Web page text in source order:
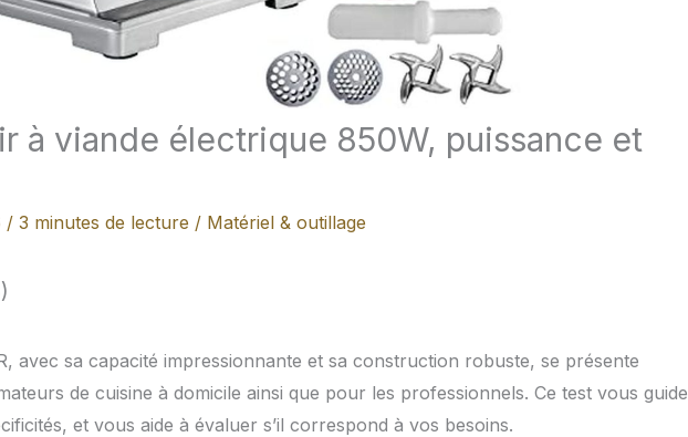
à viande électrique 850W, puissance et
/ 3 minutes de lecture / Matériel & outillage
avec sa capacité impressionnante et sa construction robuste, se présente
de cuisine à domicile ainsi que pour les professionnels. Ce test vous guide
et vous aide à évaluer s’il correspond à vos besoins.